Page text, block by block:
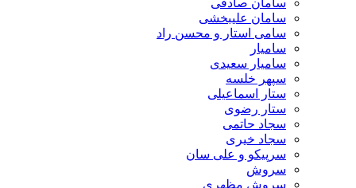
سامان صادقی
سامان علیبخشی
سامی استار و محسن راد
سامیار
سامیار سعیدی
سپهر خلسه
ستار اسماعیلی
ستار رضوی
سجاد حاتمی
سجاد خیری
سرپیکو و علی سان
سروش
سروش مظهری